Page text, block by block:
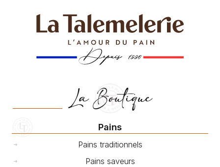
La Boutique
Pains
Pains traditionnels
Pains saveurs